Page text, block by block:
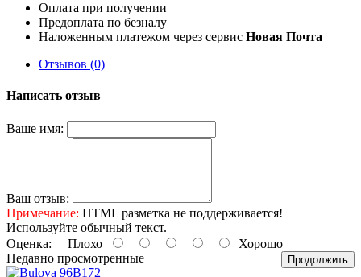
Оплата при получении
Предоплата по безналу
Наложенным платежом через сервис Новая Почта
Отзывов (0)
Написать отзыв
Ваше имя:
Ваш отзыв:
Примечание: HTML разметка не поддерживается!
Используйте обычный текст.
Оценка: Плохо Хорошо
Продолжить
Недавно просмотренные